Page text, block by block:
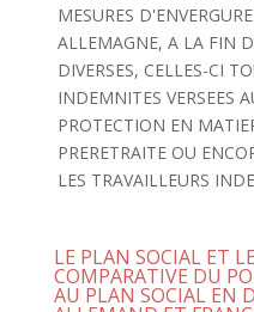
MESURES
ALLEMAGNE, A LA FIN
DIVERSES, CELLES-CI
INDEMNITES VERSEES
PROTECTION EN
PRERETRAITE OU
LES TRAVAILLEURS
LE PLAN SOCIAL ET
COMPARATIVE DU
AU PLAN SOCIAL EN